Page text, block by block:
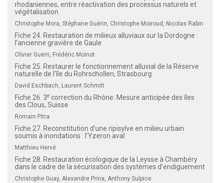
rhodaniennes, entre réactivation des processus naturels et
végétalisation
Christophe Mora, Stéphane Guérin, Christophe Moiroud, Nicolas Rabin
Fiche 24. Restauration de milieux alluviaux sur la Dordogne :
l’ancienne gravière de Gaule
Olivier Guerri, Frédéric Moinot
Fiche 25. Restaurer le fonctionnement alluvial de la Réserve
naturelle de l’île du Rohrschollen, Strasbourg
David Eschbach, Laurent Schmitt
Fiche 26. 3e correction du Rhône. Mesure anticipée des îles
des Clous, Suisse
Romain Pitra
Fiche 27. Reconstitution d’une ripisylve en milieu urbain
soumis à inondations : l’Yzeron aval
Matthieu Hervé
Fiche 28. Restauration écologique de la Leysse à Chambéry
dans le cadre de la sécurisation des systèmes d’endiguement
Christophe Guay, Alexandre Prina, Anthony Sulpice